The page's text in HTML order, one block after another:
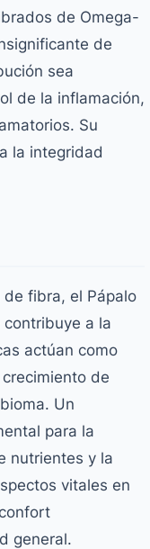
de Omega-
de
sea
de la inflamación,
Su
la integridad
fibra, el Pápalo
a la
actúan como
de
Un
para la
nutrientes y la
vitales en
general.